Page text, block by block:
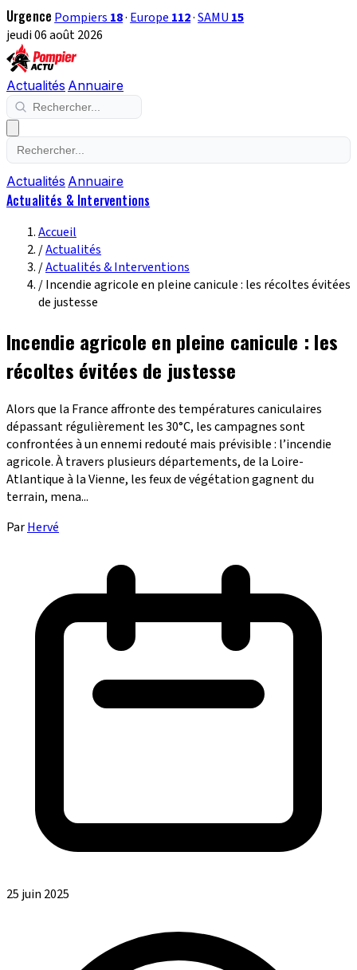
Urgence Pompiers 18· Europe 112·SAMU 15
jeudi 06 août 2026
Actualités Annuaire
Actualités Annuaire
Actualités & Interventions
Accueil
/Actualités
/Actualités & Interventions
/Incendie agricole en pleine canicule : les récoltes évitées
de justesse
Incendie agricole en pleine canicule : les
récoltes évitées de justesse
Alors que la France affronte des températures caniculaires
dépassant régulièrement les 30°C, les campagnes sont
confrontées à un ennemi redouté mais prévisible : l’incendie
agricole. À travers plusieurs départements, de la Loire-
Atlantique à la Vienne, les feux de végétation gagnent du
terrain, mena...
ParHervé
25 juin 2025